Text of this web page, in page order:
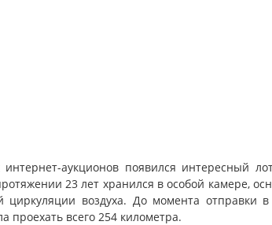
аукционов появился интересный
23 лет хранился в особой камере,
циркуляции воздуха. До момента отправки в
проехать всего 254 километра.